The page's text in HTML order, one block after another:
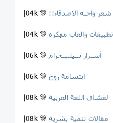
|04k 🎊 ::شعر واحـه الاصدقاء
|04k 🎊تطبيقات والعاب مهكره
|06k 🎊 أسـرار تــيلـيـجرام
|06k 🎊ابتسامة روح
|08k 🎊لعشاق اللغة العربية
|08k 🎊مقالات تنمية بشرية